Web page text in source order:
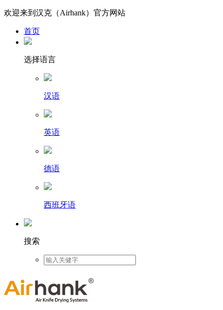
欢迎来到汉克（Airhank）官方网站
首页
选择语言
汉语
英语
德语
西班牙语
搜索